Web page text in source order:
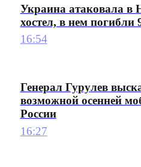
Украина атаковала в
хостел, в нем погибли
16:54
Генерал Гурулев
возможной осенней
России
16:27